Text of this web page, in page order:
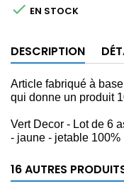
 EN STOCK
DESCRIPTION
Article fabriqué à
qui donne un produit
Vert Decor - Lot de 6
- jaune - jetable
16 AUTRES